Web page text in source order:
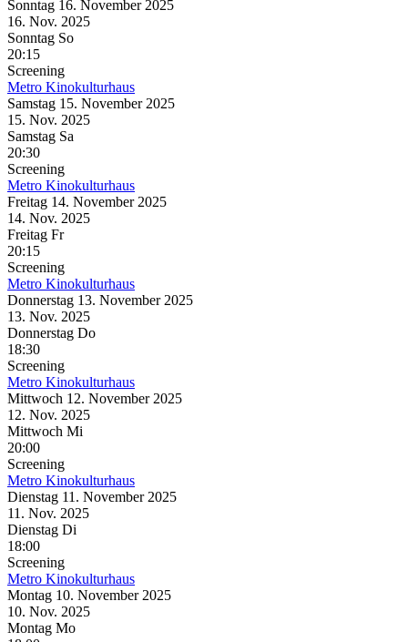
Sonntag 16. November 2025
16. Nov. 2025
Sonntag So
20:15
Screening
Metro Kinokulturhaus
Samstag 15. November 2025
15. Nov. 2025
Samstag Sa
20:30
Screening
Metro Kinokulturhaus
Freitag 14. November 2025
14. Nov. 2025
Freitag Fr
20:15
Screening
Metro Kinokulturhaus
Donnerstag 13. November 2025
13. Nov. 2025
Donnerstag Do
18:30
Screening
Metro Kinokulturhaus
Mittwoch 12. November 2025
12. Nov. 2025
Mittwoch Mi
20:00
Screening
Metro Kinokulturhaus
Dienstag 11. November 2025
11. Nov. 2025
Dienstag Di
18:00
Screening
Metro Kinokulturhaus
Montag 10. November 2025
10. Nov. 2025
Montag Mo